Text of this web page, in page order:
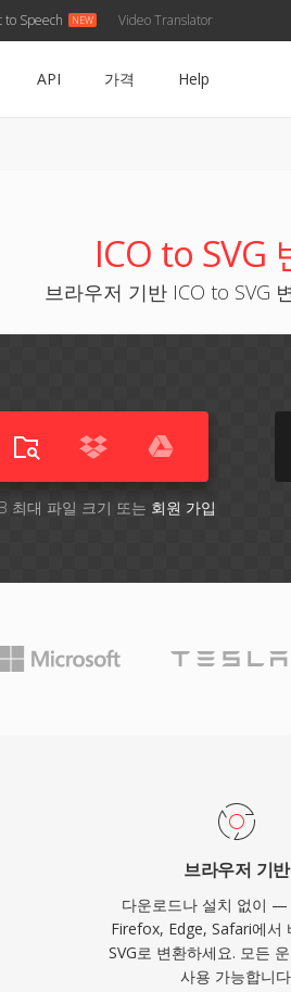
to Speech Video Translator
API 가격 Help
ICO to SVG
브라우저 기반 ICO to SVG
최대 파일 크기 또는 회원 가입
브라우저 기반
다운로드나 설치 없이
Firefox, Edge, Safari에서
SVG로 변환하세요. 모든
사용 가능합니